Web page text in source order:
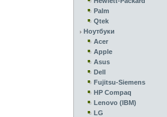
Palm
Qtek
Ноутбуки
Acer
Apple
Asus
Dell
Fujitsu-Siemens
HP Compaq
Lenovo (IBM)
LG